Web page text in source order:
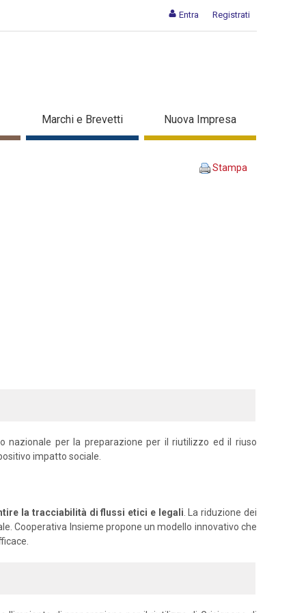
Entra Registrati
INSIEME - Dettaglio corso
Marchi e Brevetti Nuova Impresa
Stampa
nazionale per la preparazione per il riutilizzo ed il riuso
impatto sociale.
la tracciabilità di flussi etici e legali . La riduzione dei
Cooperativa Insieme propone un modello innovativo che